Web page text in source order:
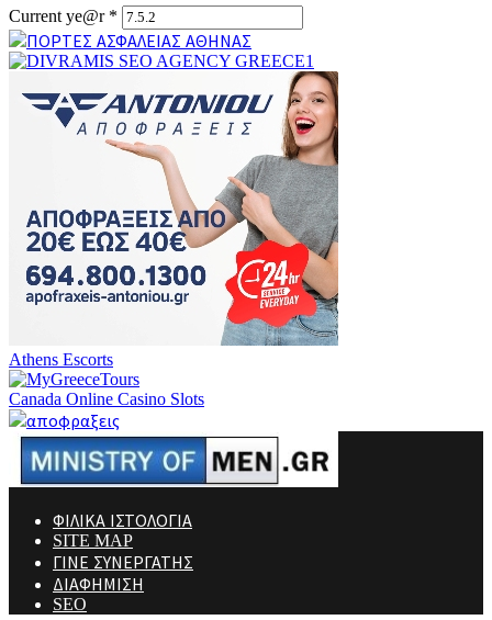
Current ye@r *
Athens Escorts
Canada Online Casino Slots
ΦΙΛΙΚΑ ΙΣΤΟΛΟΓΙΑ
SITE MAP
ΓΙΝΕ ΣΥΝΕΡΓΑΤΗΣ
ΔΙΑΦΗΜΙΣΗ
SEO